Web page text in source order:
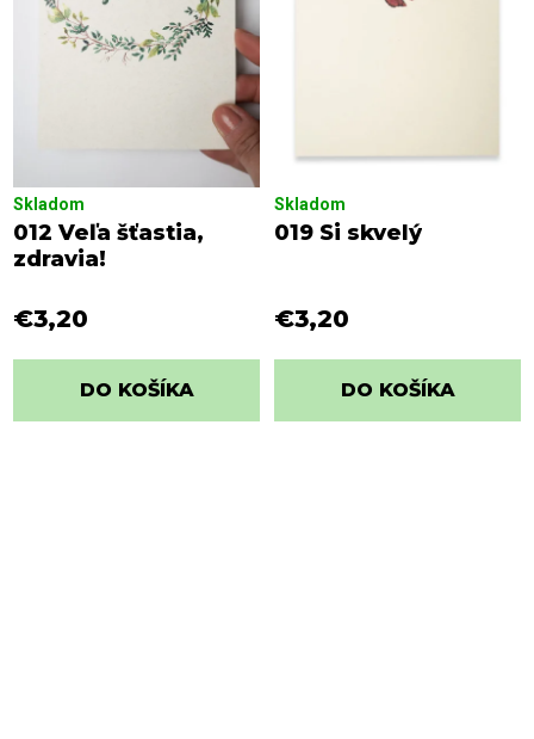
012 Veľa šťastia,
zdravia!
Skladom
€3,20
DO KOŠÍKA
019 Si skvelý
Skladom
€3,20
DO KOŠÍKA